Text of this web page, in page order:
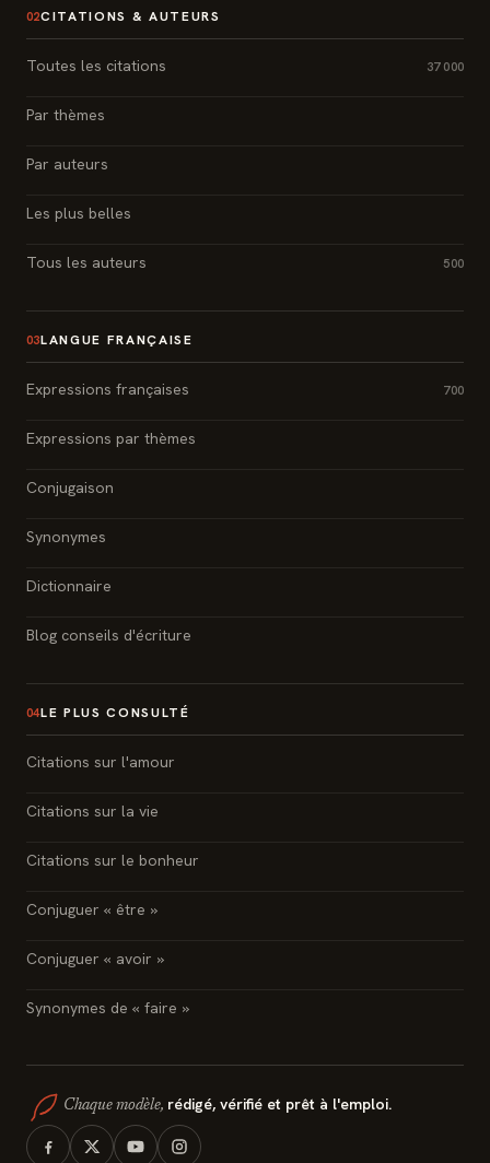
02CITATIONS & AUTEURS
Toutes les citations 37 000
Par thèmes
Par auteurs
Les plus belles
Tous les auteurs 500
03LANGUE FRANÇAISE
Expressions françaises 700
Expressions par thèmes
Conjugaison
Synonymes
Dictionnaire
Blog conseils d'écriture
04LE PLUS CONSULTÉ
Citations sur l'amour
Citations sur la vie
Citations sur le bonheur
Conjuguer « être »
Conjuguer « avoir »
Synonymes de « faire »
Chaque modèle, rédigé, vérifié et prêt à l'emploi.